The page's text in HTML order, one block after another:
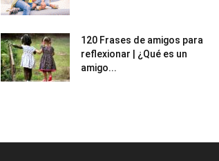
120 Frases de amigos para
reflexionar | ¿Qué es un
amigo...